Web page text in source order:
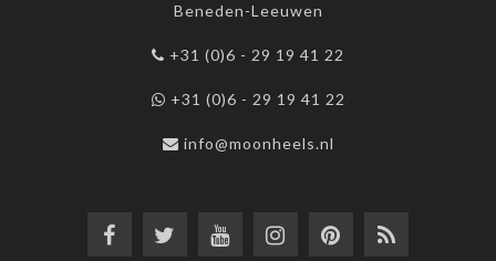
Beneden-Leeuwen
+31 (0)6 - 29 19 41 22
+31 (0)6 - 29 19 41 22
info@moonheels.nl